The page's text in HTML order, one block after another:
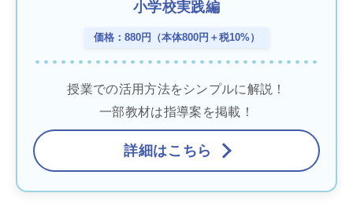
小学校実践編
価格：880円（本体800円＋税10%）
授業での活用方法をシンプルに解説！
一部教材は指導案を掲載！
詳細はこちら